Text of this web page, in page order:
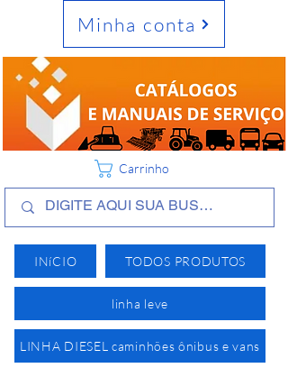
INíCIO TODOS PRODUTOS
linha leve
LINHA DIESEL caminhões ônibus e vans
Minha conta
Carrinho